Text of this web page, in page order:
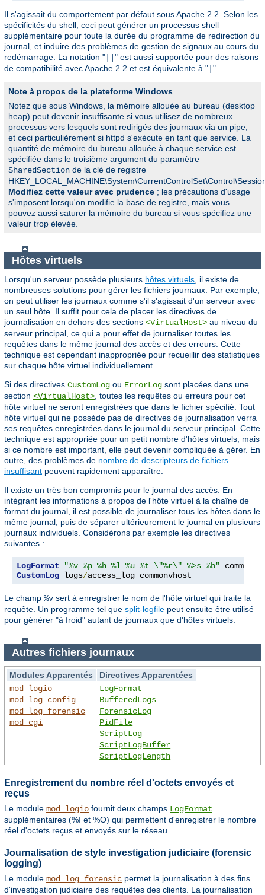
Il s'agissait du comportement par défaut sous Apache 2.2. Selon les
spécificités du shell, ceci peut générer un processus shell
supplémentaire pour toute la durée du programme de redirection du
journal, et induire des problèmes de gestion de signaux au cours du
redémarrage. La notation "
" est aussi supportée pour des raisons
de compatibilité avec Apache 2.2 et est équivalente à " ".
Note à propos de la plateforme Windows
Notez que sous Windows, la mémoire allouée au bureau (desktop
heap) peut devenir insuffisante si vous utilisez de nombreux
processus vers lesquels sont redirigés des journaux via un pipe,
et ceci particulièrement si httpd s'exécute en tant que service. La
quantité de mémoire du bureau allouée à chaque service est
spécifiée dans le troisième argument du paramètre
SharedSection de la clé de registre
Modifiez cette valeur avec prudence ; les précautions d'usage
s'imposent lorsqu'on modifie la base de registre, mais vous
pouvez aussi saturer la mémoire du bureau si vous spécifiez une
valeur trop élevée.
Hôtes virtuels
Lorsqu'un serveur possède plusieurs hôtes virtuels, il existe de
nombreuses solutions pour gérer les fichiers journaux. Par exemple,
on peut utiliser les journaux comme s'il s'agissait d'un serveur avec
un seul hôte. Il suffit pour cela de placer les directives de
journalisation en dehors des sections <VirtualHost> au niveau du
serveur principal, ce qui a pour effet de journaliser toutes les
requêtes dans le même journal des accès et des erreurs. Cette
technique est cependant inappropriée pour recueillir des statistiques
sur chaque hôte virtuel individuellement.
Si des directives CustomLog ou ErrorLog sont placées dans une
section <VirtualHost>, toutes les requêtes ou erreurs pour cet
hôte virtuel ne seront enregistrées que dans le fichier spécifié. Tout
hôte virtuel qui ne possède pas de directives de journalisation verra
ses requêtes enregistrées dans le journal du serveur principal. Cette
technique est appropriée pour un petit nombre d'hôtes virtuels, mais
si ce nombre est important, elle peut devenir compliquée à gérer. En
outre, des problèmes de nombre de descripteurs de fichiers
insuffisant peuvent rapidement apparaître.
Il existe un très bon compromis pour le journal des accès. En
intégrant les informations à propos de l'hôte virtuel à la chaîne de
format du journal, il est possible de journaliser tous les hôtes dans le
même journal, puis de séparer ultérieurement le journal en plusieurs
journaux individuels. Considérons par exemple les directives
suivantes :
LogFormat
"%v %p %h %l %u %t \"%r\" %>s %b"
CustomLog logs/access_log commonvhost
Le champ %v sert à enregistrer le nom de l'hôte virtuel qui traite la
requête. Un programme tel que split-logfile peut ensuite être utilisé
pour générer "à froid" autant de journaux que d'hôtes virtuels.
Autres fichiers journaux
Modules Apparentés
Directives Apparentées
mod_logio
mod_log_config
mod_log_forensic
mod_cgi
LogFormat
BufferedLogs
ForensicLog
PidFile
ScriptLog
ScriptLogBuffer
ScriptLogLength
Enregistrement du nombre réel d'octets envoyés et
reçus
Le module mod_logio fournit deux champs LogFormat
supplémentaires (%I et %O) qui permettent d'enregistrer le nombre
réel d'octets reçus et envoyés sur le réseau.
Journalisation de style investigation judiciaire (forensic
logging)
Le module mod_log_forensic permet la journalisation à des fins
d'investigation judiciaire des requêtes des clients. La journalisation